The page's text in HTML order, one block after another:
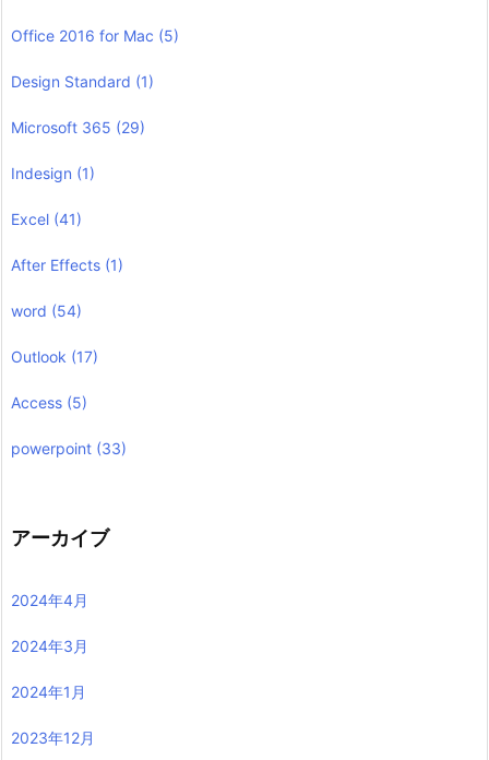
Office 2016 for Mac (5)
Design Standard (1)
Microsoft 365 (29)
Indesign (1)
Excel (41)
After Effects (1)
word (54)
Outlook (17)
Access (5)
powerpoint (33)
アーカイブ
2024年4月
2024年3月
2024年1月
2023年12月